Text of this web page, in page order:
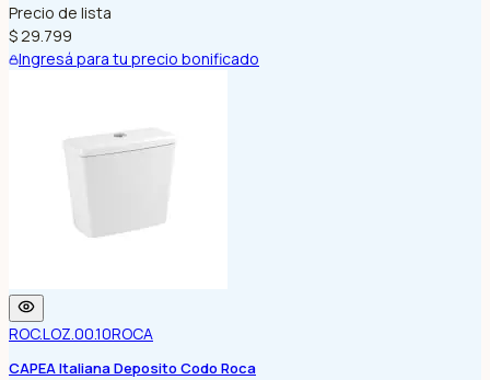
Precio de lista
$ 29.799
Ingresá para tu precio bonificado
ROC.LOZ.00.10ROCA
CAPEA Italiana Deposito Codo Roca